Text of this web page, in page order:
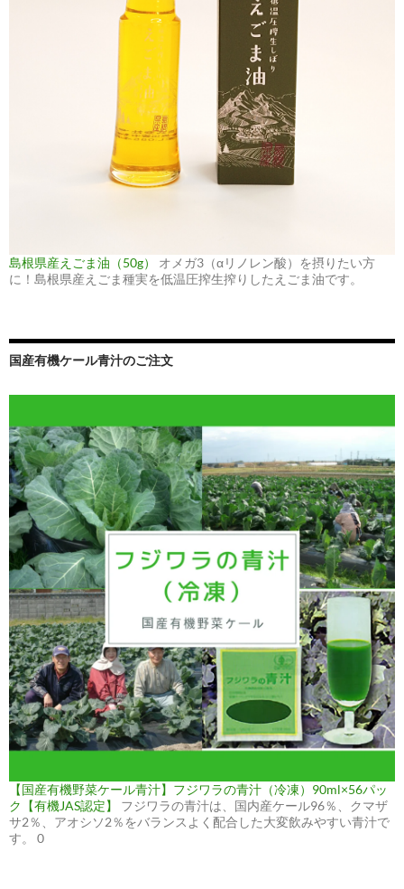
島根県産えごま油（50g）
オメガ3（αリノレン酸）を摂りたい方
に！島根県産えごま種実を低温圧搾生搾りしたえごま油です。
国産有機ケール青汁のご注文
【国産有機野菜ケール青汁】フジワラの青汁（冷凍）90ml×56パッ
ク【有機JAS認定】
フジワラの青汁は、国内産ケール96％、クマザ
サ2％、アオシソ2％をバランスよく配合した大変飲みやすい青汁で
す。 0